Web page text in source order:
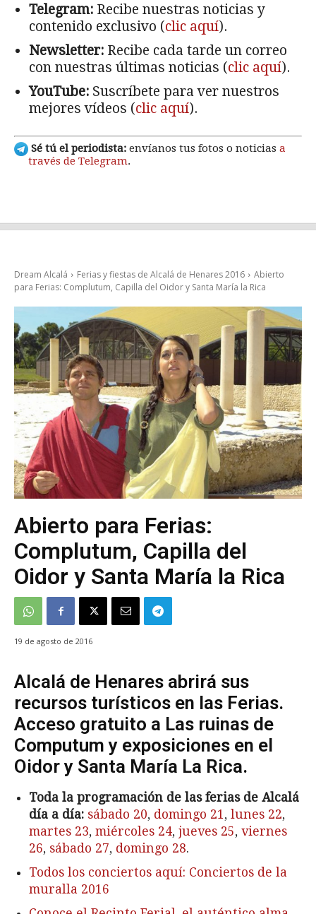
Telegram: Recibe nuestras noticias y
contenido exclusivo (clic aquí).
Newsletter: Recibe cada tarde un correo
con nuestras últimas noticias (clic aquí).
YouTube: Suscríbete para ver nuestros
mejores vídeos (clic aquí).
Sé tú el periodista: envíanos tus fotos o noticias a
través de Telegram.